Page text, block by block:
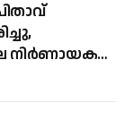
നിർണായക